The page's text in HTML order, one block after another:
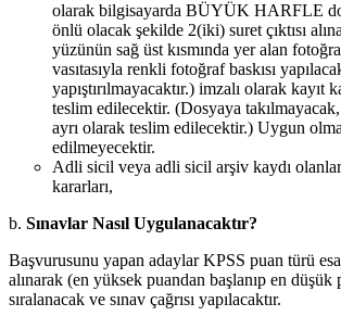
olarak bilgisayarda BÜYÜK HARFLE
önlü olacak şekilde 2(iki) suret çıktısı
yüzünün sağ üst kısmında yer alan fotoğraf
vasıtasıyla renkli fotoğraf baskısı
yapıştırılmayacaktır.) imzalı olarak kayıt
teslim edilecektir. (Dosyaya
ayrı olarak teslim edilecektir.) Uygun
edilmeyecektir.
Adli sicil veya adli sicil arşiv kaydı
kararları,
b. Sınavlar Nasıl Uygulanacaktır?
Başvurusunu yapan adaylar KPSS puan türü
alınarak (en yüksek puandan başlanıp en düşük
sıralanacak ve sınav çağrısı yapılacaktır.